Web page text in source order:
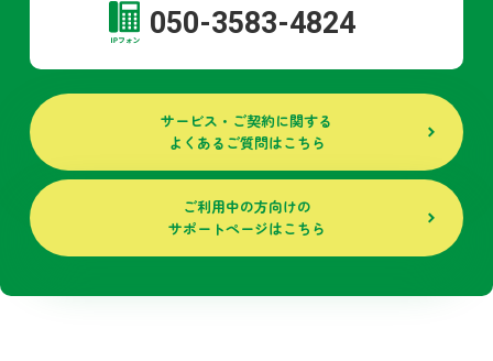
050-3583-4824
サービス・ご契約に関する
よくあるご質問はこちら
ご利用中の方向けの
サポートページはこちら